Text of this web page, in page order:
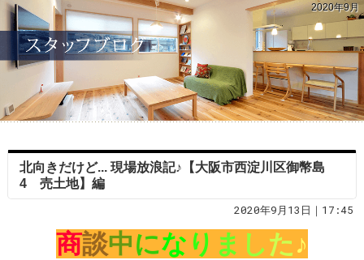
2020年9月
北向きだけど... 現場放浪記♪【大阪市西淀川区御幣島
4 売土地】編
2020年9月13日｜17:45
商談中にな り ま した♪